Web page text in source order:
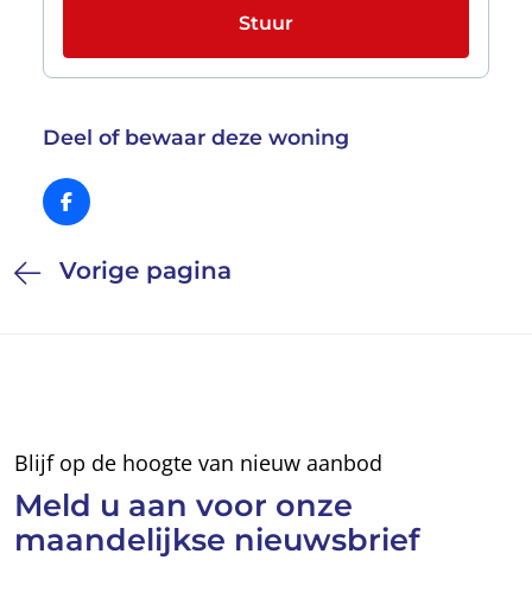
Stuur
Deel of bewaar deze woning
Vorige pagina
Blijf op de hoogte van nieuw aanbod
Meld u aan voor onze
maandelijkse nieuwsbrief